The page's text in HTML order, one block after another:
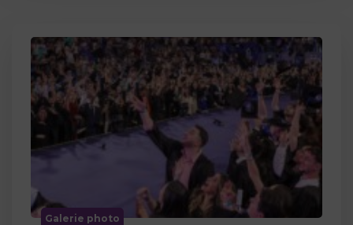
Galerie photo